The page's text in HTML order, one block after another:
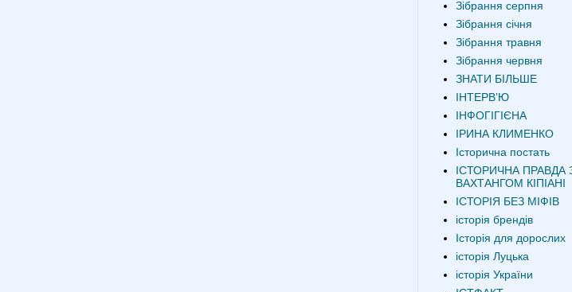
Зібрання серпня
Зібрання січня
Зібрання травня
Зібрання червня
ЗНАТИ БІЛЬШЕ
ІНТЕРВʼЮ
ІНФОГІГІЄНА
ІРИНА КЛИМЕНКО
Історична постать
ІСТОРИЧНА ПРАВДА
ВАХТАНГОМ КІПІАНІ
ІСТОРІЯ БЕЗ МІФІВ
історія брендів
Історія для дорослих
історія Луцька
історія України